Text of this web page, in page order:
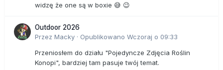
widzę że one są w boxie 😅 😉
Outdoor 2026
Przez Macky · Opublikowano Wczoraj o 09:33
Przeniosłem do działu "Pojedyncze Zdjęcia Roślin
Konopi", bardziej tam pasuje twój temat.